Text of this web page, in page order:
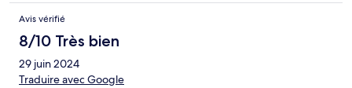
small kids but we enjoyed our stay as a family. It is a rather long
walk to the station. There were fun summer festivals in the
neighborhood we got to enjoy. The autoemails with room codes
weren't sent automatoically, just a repeat of the cleaning etc
information emails, until I called and asked. I wish it had wifi.
Avis vérifié
8/10 Très bien
29 juin 2024
Traduire avec Google